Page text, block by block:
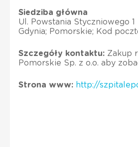
Siedziba główna
Ul. Powstania Styczniowego 1
Gdynia; Pomorskie; Kod
Szczegóły kontaktu: Zakup
Pomorskie Sp. z o.o. aby
Strona www: http://